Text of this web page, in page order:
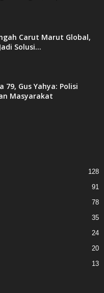
Carut Marut Global,
Solusi...
79, Gus Yahya: Polisi
Masyarakat
128
91
78
35
24
20
13